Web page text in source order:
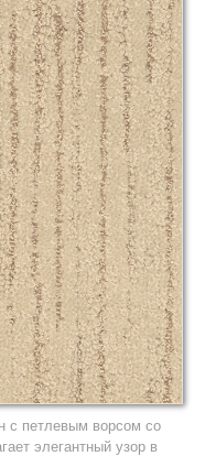
с петлевым ворсом со
элегантный узор в